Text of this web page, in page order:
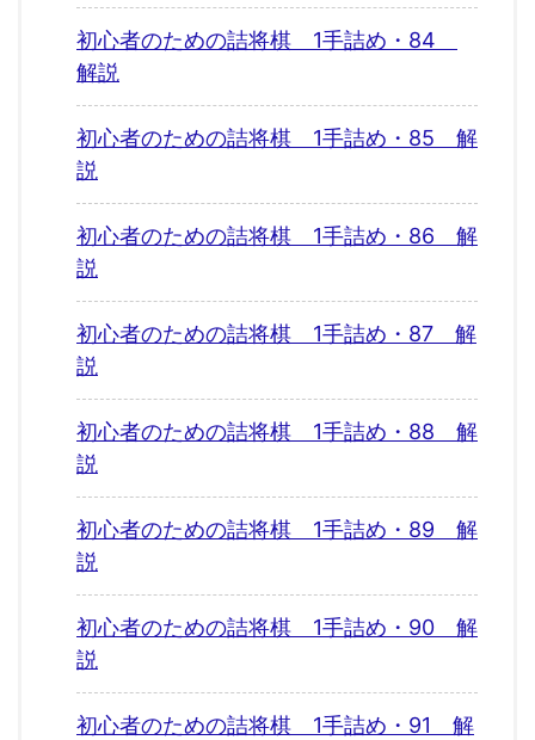
初心者のための詰将棋 1手詰め・84
解説
初心者のための詰将棋 1手詰め・85 解
説
初心者のための詰将棋 1手詰め・86 解
説
初心者のための詰将棋 1手詰め・87 解
説
初心者のための詰将棋 1手詰め・88 解
説
初心者のための詰将棋 1手詰め・89 解
説
初心者のための詰将棋 1手詰め・90 解
説
初心者のための詰将棋 1手詰め・91 解